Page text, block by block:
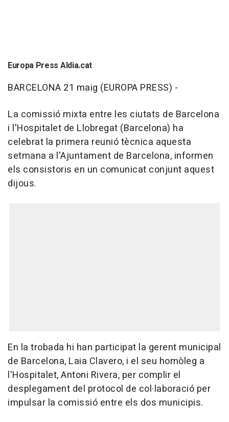
Europa Press Aldia.cat
BARCELONA 21 maig (EUROPA PRESS) -
La comissió mixta entre les ciutats de Barcelona
i l'Hospitalet de Llobregat (Barcelona) ha
celebrat la primera reunió tècnica aquesta
setmana a l'Ajuntament de Barcelona, informen
els consistoris en un comunicat conjunt aquest
dijous.
En la trobada hi han participat la gerent municipal
de Barcelona, Laia Clavero, i el seu homòleg a
l'Hospitalet, Antoni Rivera, per complir el
desplegament del protocol de col·laboració per
impulsar la comissió entre els dos municipis.